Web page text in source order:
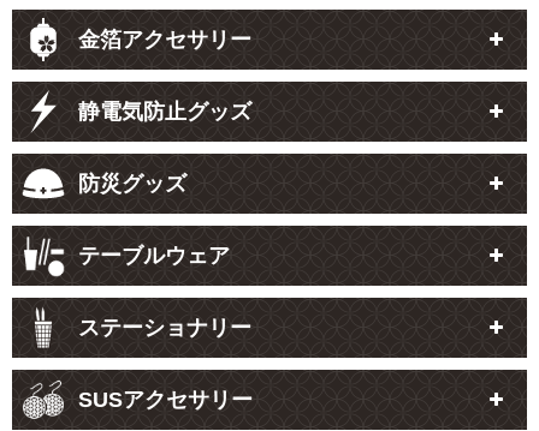
金箔アクセサリー
静電気防止グッズ
防災グッズ
テーブルウェア
ステーショナリー
SUSアクセサリー